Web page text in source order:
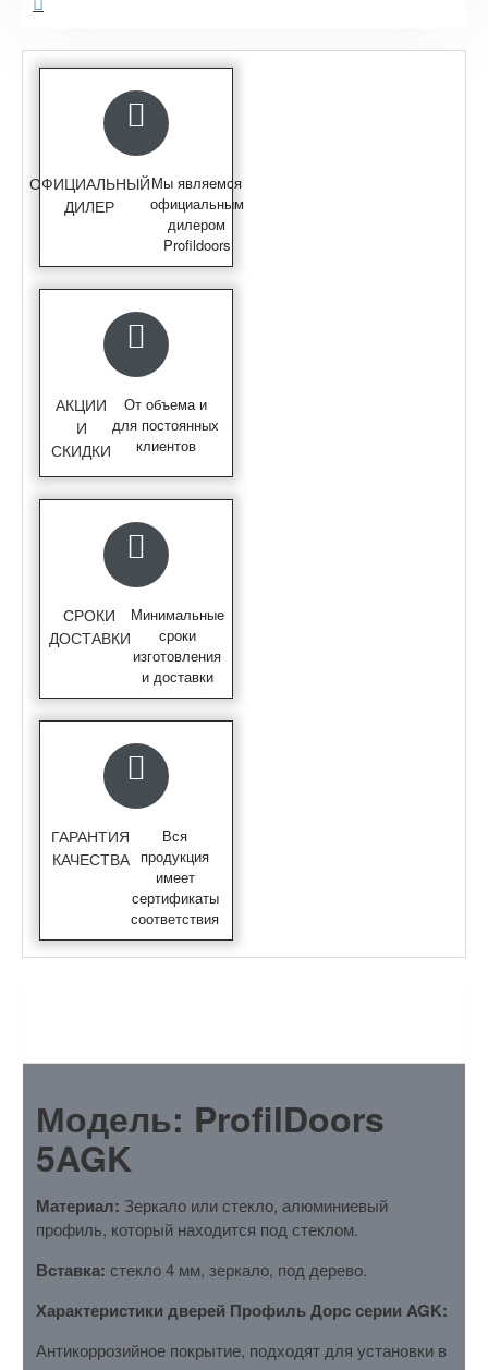
ОФИЦИАЛЬНЫЙ
ДИЛЕР
Мы являемся
официальным
дилером
Profildoors
АКЦИИ
И
СКИДКИ
От объема и
для постоянных
клиентов
СРОКИ
ДОСТАВКИ
Минимальные
сроки
изготовления
и доставки
ГАРАНТИЯ
КАЧЕСТВА
Вся
продукция
имеет
сертификаты
соответствия
Модель: ProfilDoors
5AGK
Материал: Зеркало или стекло, алюминиевый
профиль, который находится под стеклом.
Вставка: стекло 4 мм, зеркало, под дерево.
Характеристики дверей Профиль Дорс серии AGK:
Антикоррозийное покрытие, подходят для установки в